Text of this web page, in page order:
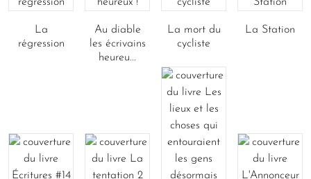
La
régression
Au diable
les écrivains
heureu...
La mort du
cycliste
La Station